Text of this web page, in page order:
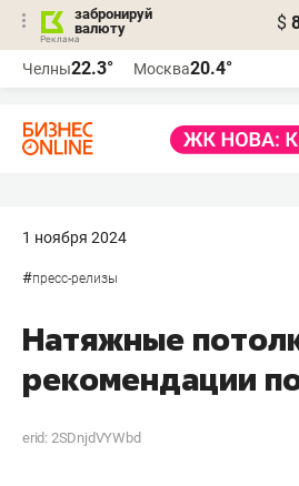
забронируй
валюту
$
Челны22.3° Москва20.4°
1 ноября 2024
#пресс-релизы
Натяжные
рекомендации
erid: 2SDnjdVYWbd